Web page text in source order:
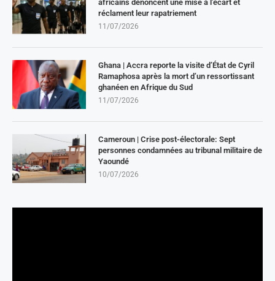
africains dénoncent une mise à l’écart et
réclament leur rapatriement
11/07/2026
Ghana | Accra reporte la visite d’État de Cyril
Ramaphosa après la mort d’un ressortissant
ghanéen en Afrique du Sud
11/07/2026
Cameroun | Crise post-électorale: Sept
personnes condamnées au tribunal militaire de
Yaoundé
10/07/2026